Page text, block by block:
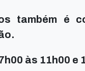
também é
às 11h00 e